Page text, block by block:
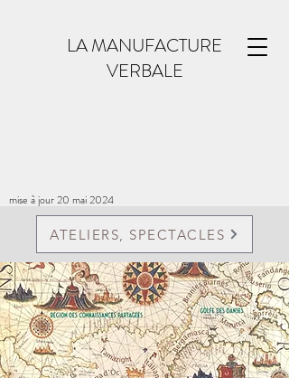
LA MANUFACTURE
VERBALE
mise à jour 20 mai 2024
ATELIERS, SPECTACLES